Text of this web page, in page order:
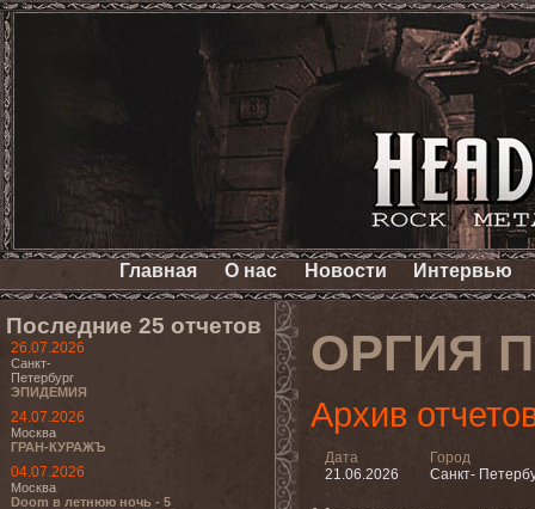
Главная О нас Новости Интервью
Последние 25 отчетов
26.07.2026
Санкт-
Петербург
ЭПИДЕМИЯ
24.07.2026
Москва
ГРАН-КУРАЖЪ
04.07.2026
Москва
Doom в летнюю ночь - 5
ОРГИЯ
Архив
Дата
21.06.2026
Город
Санкт-